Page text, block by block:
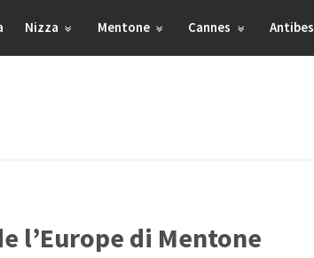
Nizza Mentone Cannes Antibes
l’Europe di Mentone